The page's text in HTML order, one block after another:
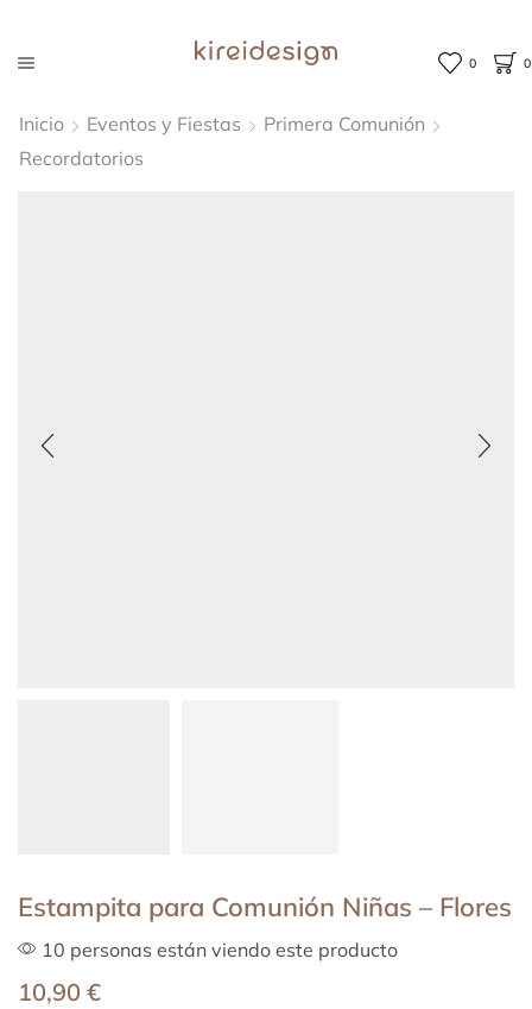
0 0
Inicio Eventos y Fiestas
Primera Comunión
Recordatorios
Estampita para Comunión Niñas – Flores
10 personas están viendo este producto
10,90 €